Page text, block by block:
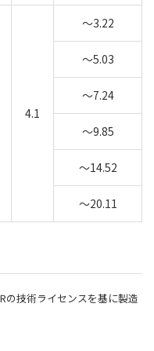
4.1
～3.22
～5.03
～7.24
～9.85
～14.52
～20.11
の技術ライセンスを基に製造